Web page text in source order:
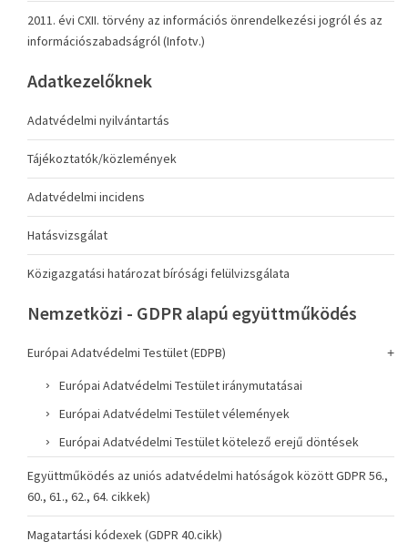
2011. évi CXII. törvény az információs önrendelkezési jogról és az
információszabadságról (Infotv.)
Adatkezelőknek
Adatvédelmi nyilvántartás
Tájékoztatók/közlemények
Adatvédelmi incidens
Hatásvizsgálat
Közigazgatási határozat bírósági felülvizsgálata
Nemzetközi - GDPR alapú együttműködés
Európai Adatvédelmi Testület (EDPB)
Európai Adatvédelmi Testület iránymutatásai
Európai Adatvédelmi Testület vélemények
Európai Adatvédelmi Testület kötelező erejű döntések
Együttműködés az uniós adatvédelmi hatóságok között GDPR 56.,
60., 61., 62., 64. cikkek)
Magatartási kódexek (GDPR 40.cikk)